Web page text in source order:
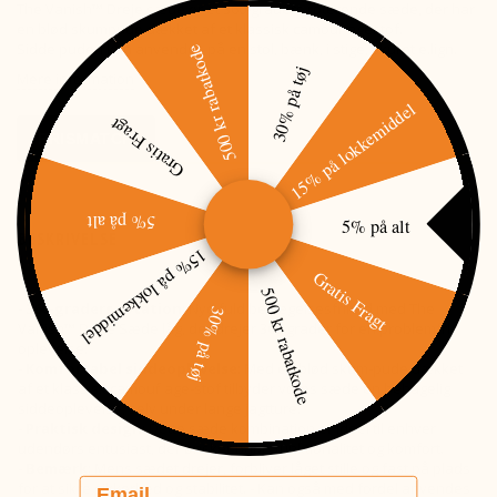
The Vanish™ Dreje sæde er et 360-graders roterende sæde, der har
en blød skumpude dækket af et klassisk camouflagestof.
Sidde puden kan anvendes på en stol, bænk, i stige, skuret e.lign.
Mere information
PRISMATCH
BESKRIVELSE
360-graders rotation : Nyd fuld bevægelsesfrihed med The
Vanish™ Dreje Sæde låg, der drejer 360 grader for en problemfri
oplevelse.
Komfortabel siddeoplevelse
: Med en blød skum-pude dækket
af et klassisk camouflage-stof tilbyder vores sæde en behagelig
siddeoplevelse, selv under lange jagtture.
Praktisk design: Dette sæde kombination er ideel til enhver
udendørs entusiast, der ønsker både funktionalitet og komfort.
for at sikre sikkerhed og stabilitet. - Kan også med fordel anvendes
30% på tøj
15% på lokkemiddel
5% på alt
Gratis Fragt
500 kr rabatkode
30% på tøj
15% på lokkemiddel
5% på alt
Gratis Fragt500 kr rabatkode
Email